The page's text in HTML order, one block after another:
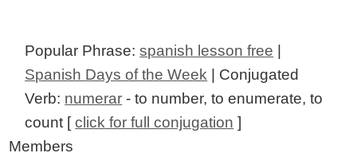
Popular Phrase:spanish lesson free |
Spanish Days of the Week | Conjugated
Verb: numerar - to number, to enumerate, to
count [click for full conjugation ]
Members